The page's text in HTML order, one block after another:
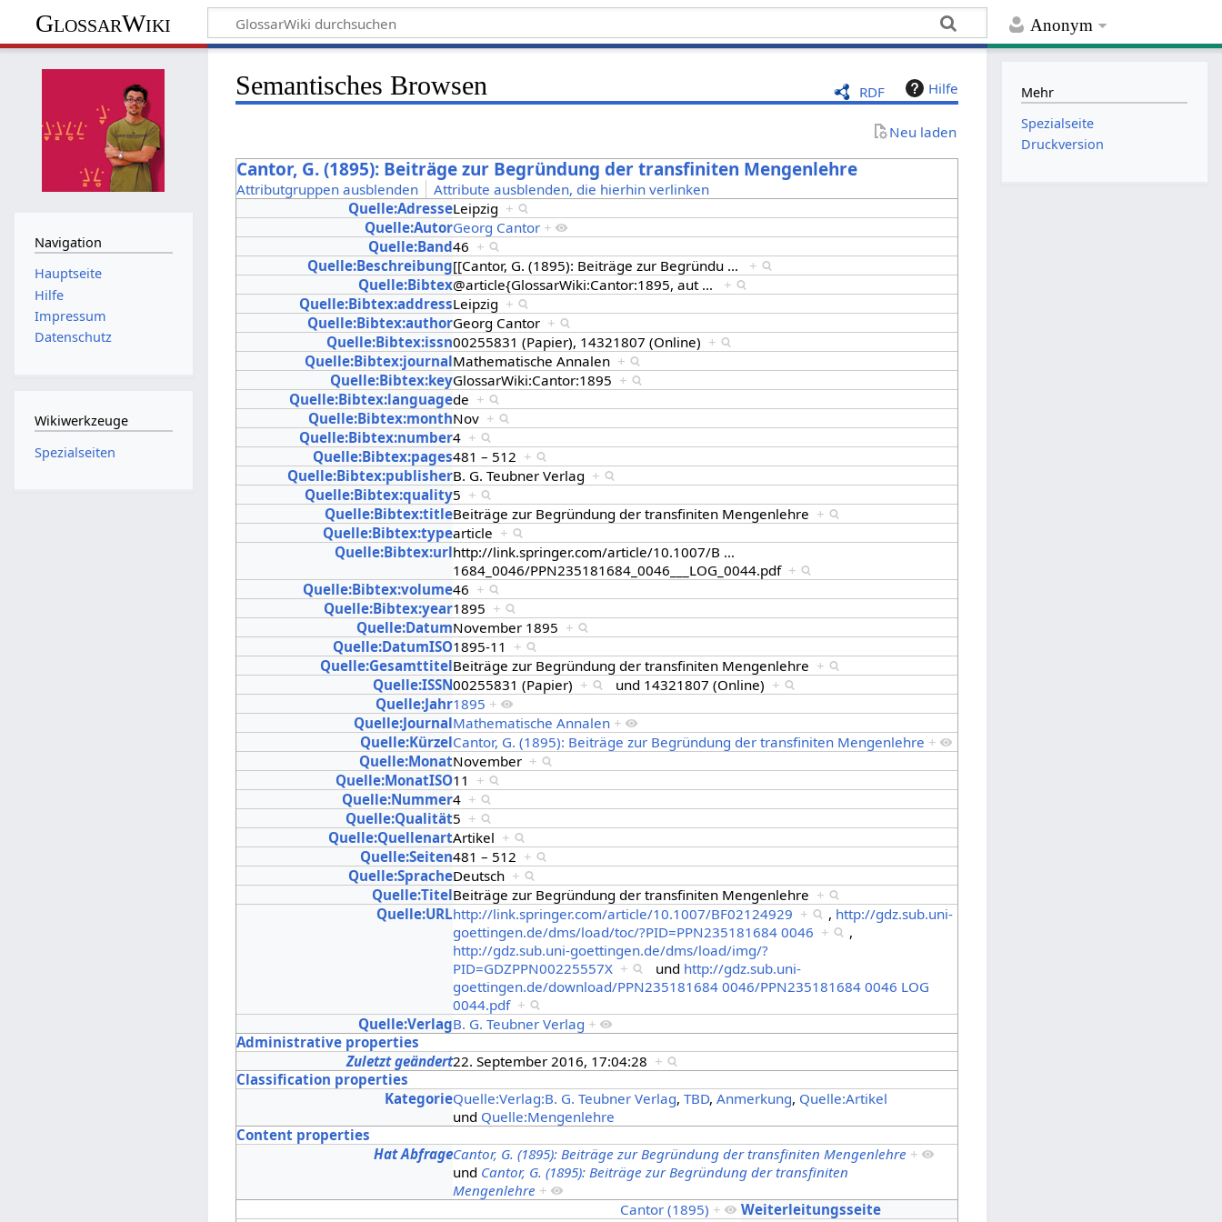
Anonym
GlossarWiki
RDF Hilfe
Semantisches Browsen
Neu laden
Cantor, G. (1895): Beiträge zur Begründung der transfiniten Mengenlehre
Attributgruppen ausblenden
Attribute ausblenden, die hierhin verlinken
Quelle:AdresseLeipzig +
Quelle:AutorGeorg Cantor +
Quelle:Band46 +
Quelle:Beschreibung[[Cantor, G. (1895): Beiträge zur Begründu …
+
Quelle:Bibtex@article{GlossarWiki:Cantor:1895, aut…
+
Quelle:Bibtex:addressLeipzig +
Quelle:Bibtex:authorGeorg Cantor +
Quelle:Bibtex:issn00255831 (Papier), 14321807 (Online) +
Quelle:Bibtex:journalMathematische Annalen +
Quelle:Bibtex:keyGlossarWiki:Cantor:1895 +
Quelle:Bibtex:languagede +
Quelle:Bibtex:monthNov +
Quelle:Bibtex:number4 +
Quelle:Bibtex:pages481 – 512 +
Quelle:Bibtex:publisherB. G. Teubner Verlag +
Quelle:Bibtex:quality5 +
Quelle:Bibtex:titleBeiträge zur Begründung der transfiniten Mengenlehre +
Quelle:Bibtex:typearticle +
Quelle:Bibtex:urlhttp://link.springer.com/article/10.1007/B …
1684_0046/PPN235181684_0046___LOG_0044.pdf +
Quelle:Bibtex:volume46 +
Quelle:Bibtex:year1895 +
Quelle:DatumNovember 1895 +
Quelle:DatumISO1895-11 +
Quelle:GesamttitelBeiträge zur Begründung der transfiniten Mengenlehre +
Quelle:ISSN00255831 (Papier) + und 14321807 (Online) +
Quelle:Jahr1895 +
Quelle:JournalMathematische Annalen +
Quelle:KürzelCantor, G. (1895): Beiträge zur Begründung der transfiniten Mengenlehre +
Quelle:MonatNovember +
Quelle:MonatISO11 +
Quelle:Nummer4 +
Quelle:Qualität5 +
Quelle:QuellenartArtikel +
Quelle:Seiten481 – 512 +
Quelle:SpracheDeutsch +
Quelle:TitelBeiträge zur Begründung der transfiniten Mengenlehre +
Quelle:URLhttp://link.springer.com/article/10.1007/BF02124929 + , http://gdz.sub.uni-
goettingen.de/dms/load/toc/?PID=PPN235181684 0046 +
,
http://gdz.sub.uni-goettingen.de/dms/load/img/?
PID=GDZPPN00225557X + und http://gdz.sub.uni-
goettingen.de/download/PPN235181684 0046/PPN235181684 0046 LOG
0044.pdf +
Quelle:VerlagB. G. Teubner Verlag +
Administrative properties
Zuletzt geändert22. September 2016, 17:04:28 +
Classification properties
KategorieQuelle:Verlag:B. G. Teubner Verlag,TBD,Anmerkung, Quelle:Artikel
und Quelle:Mengenlehre
Content properties
Hat AbfrageCantor, G. (1895): Beiträge zur Begründung der transfiniten Mengenlehre +
und Cantor, G. (1895): Beiträge zur Begründung der transfiniten
Mengenlehre +
Weiterleitungsseite
Cantor (1895) +
Navigation
Hauptseite
Hilfe
Impressum
Datenschutz
Wikiwerkzeuge
Spezialseiten
Mehr
Spezialseite
Druckversion